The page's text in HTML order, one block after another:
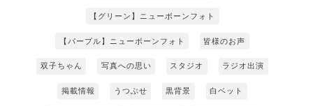
【グリーン】ニューボーンフォト
【パープル】ニューボーンフォト 皆様のお声
双子ちゃん 写真への思い スタジオ ラジオ出演
掲載情報 うつぶせ 黒背景 白ベット